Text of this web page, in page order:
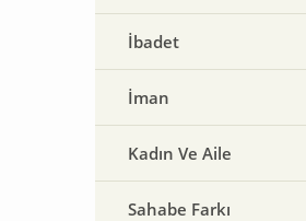
İbadet
İman
Kadın Ve Aile
Sahabe Farkı